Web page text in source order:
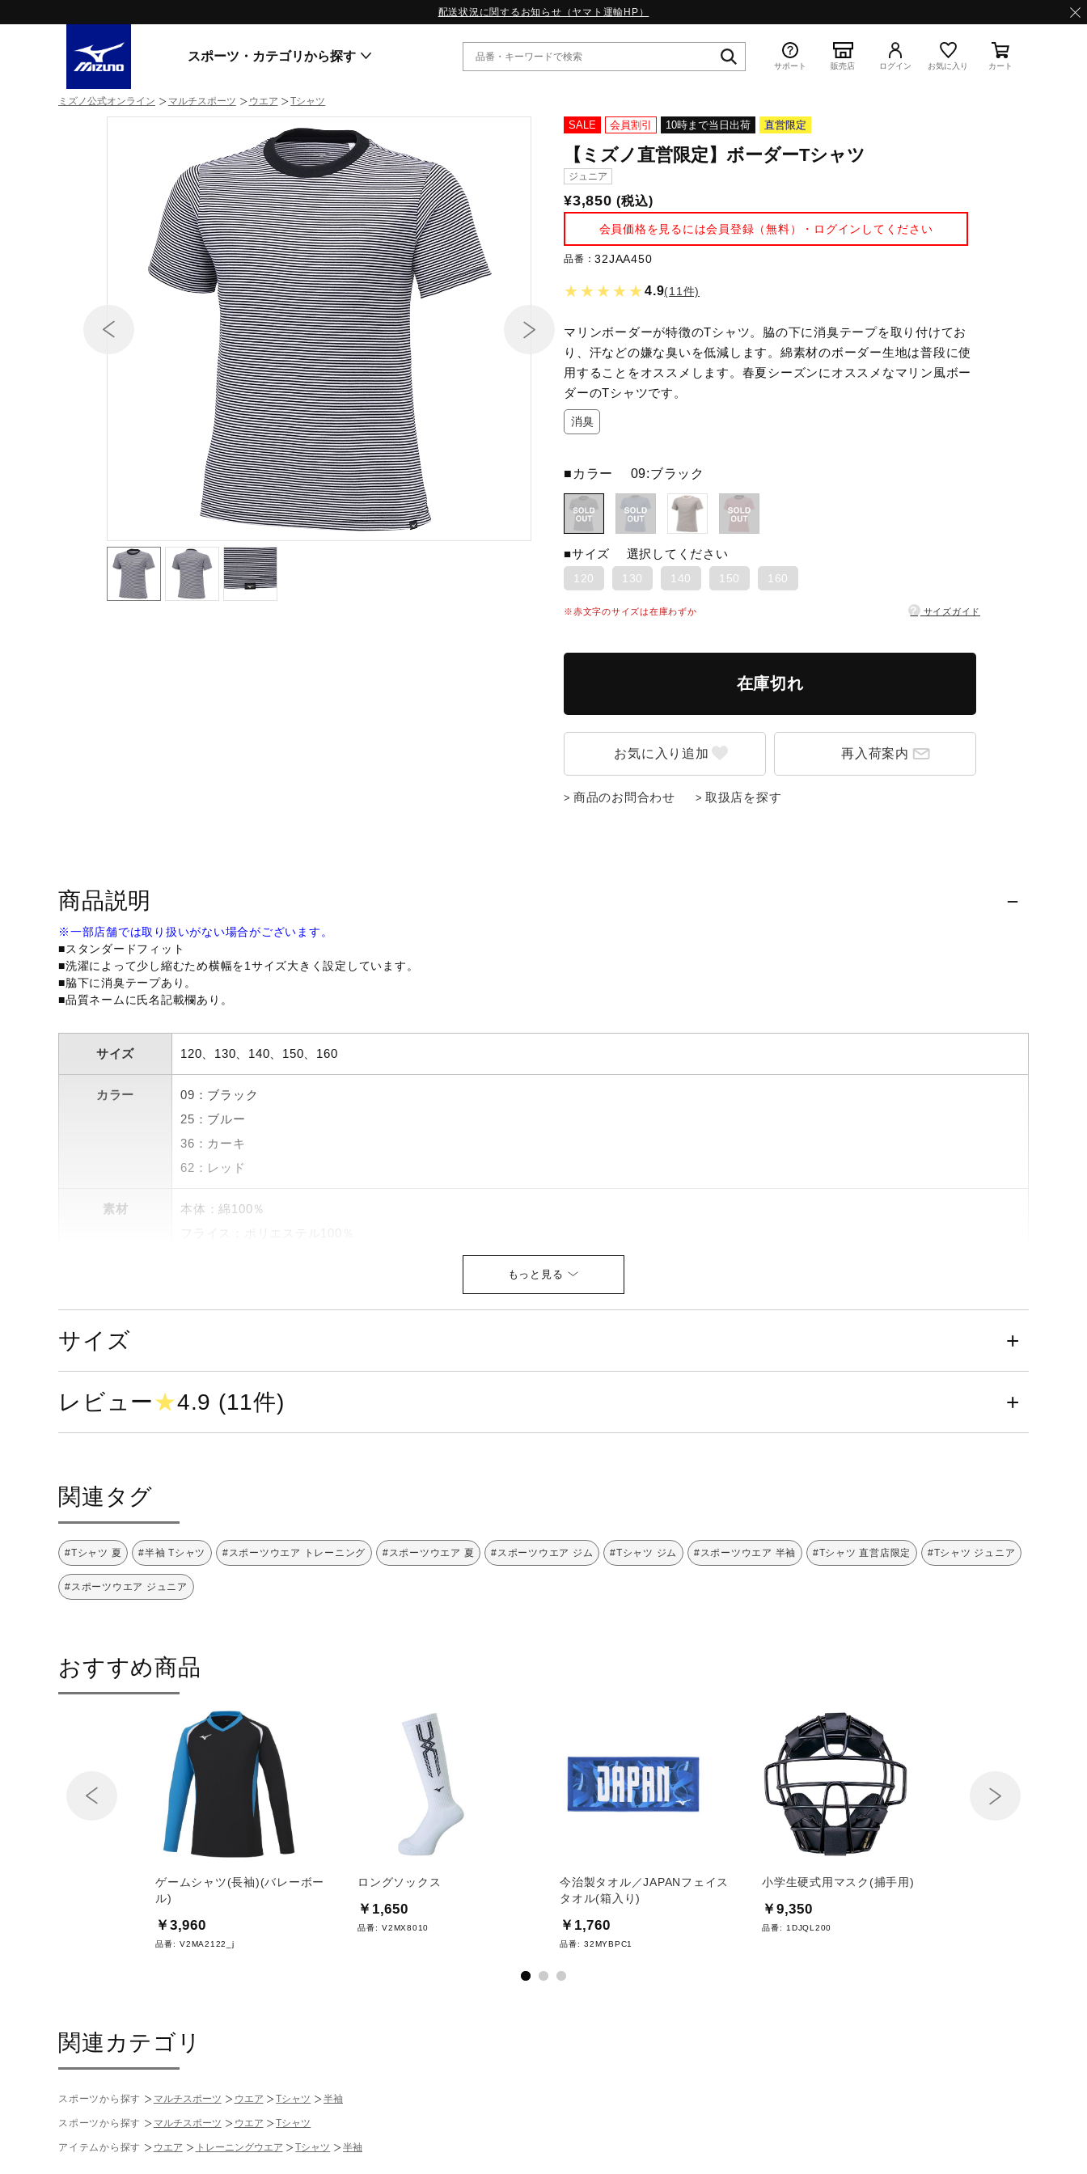
配送状況に関するお知らせ（ヤマト運輸HP）
スポーツ・カテゴリから探す
スニーカー
サッカー／フットサル
ウィンタースポーツ
ワーキング
セール
その他
スニーカー
すべてのシリーズ
WAVE PROPHECY
MORELIA LS
WAVE RIDER
MXR
ゴアテックス
コラボレーション
その他シリーズ
WP13.2｜特集
MORELIA LS｜特集
W.PROPHECY1｜特集
WP MAGIC MITA｜特集
WP STRAP｜特集
スペシャルカラーパック｜特集
WP STRAP 2｜特集
マーガレット・ハウエル｜特集
KICKS & ECHO｜特集
スニーカー商品をすべて見る
サポート 販売店 ログイン お気に入り カート
ミズノ公式オンライン マルチスポーツ ウエア Tシャツ
SALE 会員割引 10時まで当日出荷 直営限定
【ミズノ直営限定】ボーダーTシャツ
ジュニア
¥3,850 (税込)
会員価格を見るには会員登録（無料）・ログインしてください
品番：32JAA450
★★★★★4.9(11件)
マリンボーダーが特徴のTシャツ。脇の下に消臭テープを取り付けてお
り、汗などの嫌な臭いを低減します。綿素材のボーダー生地は普段に使
用することをオススメします。春夏シーズンにオススメなマリン風ボー
ダーのTシャツです。
消臭
■カラー 09:ブラック
■サイズ 選択してください
120 130 140 150 160
※赤文字のサイズは在庫わずか ? サイズガイド
在庫切れ
再入荷案内
商品のお問合わせ 取扱店を探す
商品説明
※一部店舗では取り扱いがない場合がございます。
■スタンダードフィット
■洗濯によって少し縮むため横幅を1サイズ大きく設定しています。
■脇下に消臭テープあり。
■品質ネームに氏名記載欄あり。
サイズ 120、130、140、150、160
カラー
09：ブラック
25：ブルー
36：カーキ
62：レッド
素材
本体：綿100％
サイズ
レビュー★4.9 (11件)
関連タグ
#Tシャツ 夏 #半袖 Tシャツ #スポーツウエア トレーニング #スポーツウエア 夏 #スポーツウエア ジム #Tシャツ ジム #スポーツウエア 半袖 #Tシャツ 直営店限定 #Tシャツ ジュニア
#スポーツウエア ジュニア
おすすめ商品
ゲームシャツ(長袖)(バレーボー
ル)
￥3,960
品番: V2MA2122_j
ロングソックス
￥1,650
品番: V2MX8010
今治製タオル／JAPANフェイス
タオル(箱入り)
￥1,760
品番: 32MYBPC1
小学生硬式用マスク(捕手用)
￥9,350
品番: 1DJQL200
関連カテゴリ
スポーツから探す マルチスポーツ ウエア Tシャツ 半袖
スポーツから探す マルチスポーツ ウエア Tシャツ
アイテムから探す ウエア トレーニングウエア Tシャツ 半袖